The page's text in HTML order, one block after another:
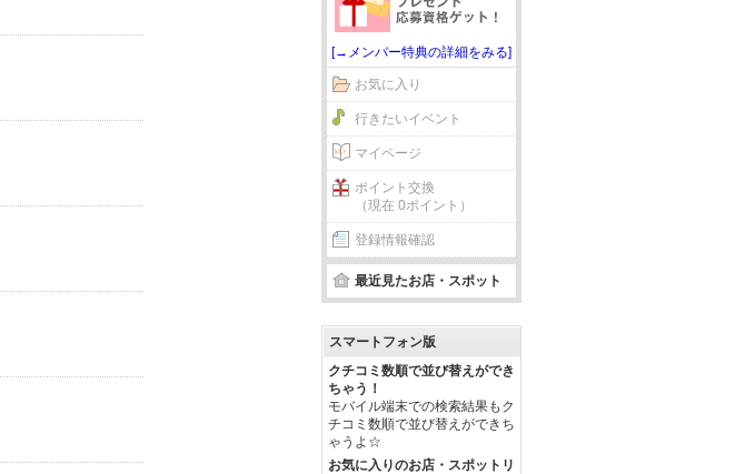
[→メンバー特典の詳細をみる]
お気に入り
行きたいイベント
マイページ
ポイント交換
（現在 0ポイント）
登録情報確認
最近見たお店・スポット
スマートフォン版
クチコミ数順で並び替えができ
ちゃう！
モバイル端末での検索結果もク
チコミ数順で並び替えができち
ゃうよ☆
お気に入りのお店・スポットリ